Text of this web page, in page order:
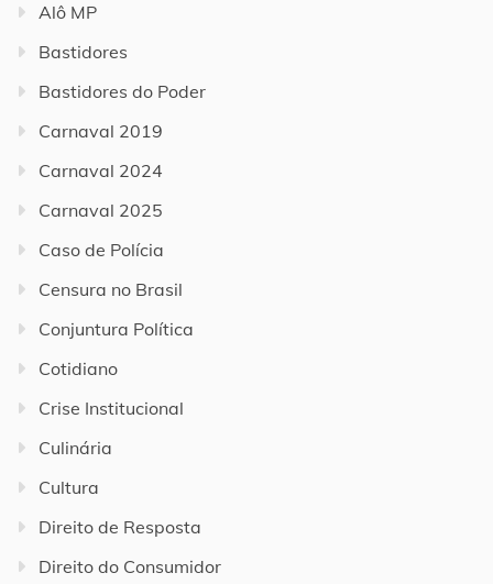
Alô MP
Bastidores
Bastidores do Poder
Carnaval 2019
Carnaval 2024
Carnaval 2025
Caso de Polícia
Censura no Brasil
Conjuntura Política
Cotidiano
Crise Institucional
Culinária
Cultura
Direito de Resposta
Direito do Consumidor